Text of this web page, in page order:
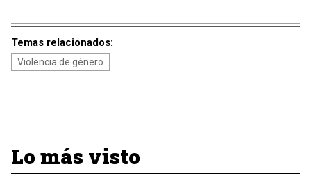
Temas relacionados:
Violencia de género
Lo más visto